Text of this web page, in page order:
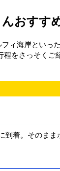
おすす
ィ海岸といっ
をさっそくご
到着。そのまま